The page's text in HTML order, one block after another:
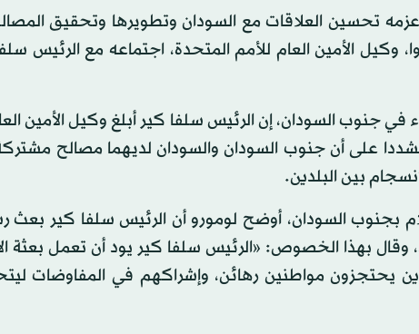
تحسين العلاقات مع السودان وتطويرها وتحقيق
الأمين العام للأمم المتحدة، اجتماعه مع الرئيس
في جنوب السودان، إن الرئيس سلفا كير أبلغ وكيل الأمين
على أن جنوب السودان والسودان لديهما مصالح
بين البلدين.
السودان، أوضح لومورو أن الرئيس سلفا كير بعث
وقال بهذا الخصوص: «الرئيس سلفا كير يود أن تعمل بعثة
يحتجزون مواطنين رهائن، وإشراكهم في المفاوضات